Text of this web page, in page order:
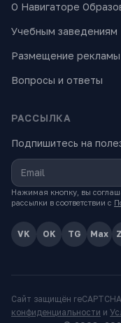
О Навигаторе
Учебным заведениям
Размещение рекламы
Вопросы и ответы
РАССЫЛКА
Подпишитесь на
Нажимая кнопку, вы
рассылки в соответствии с
VK OK TG Max
Сайт защищён
конфиденциальности и